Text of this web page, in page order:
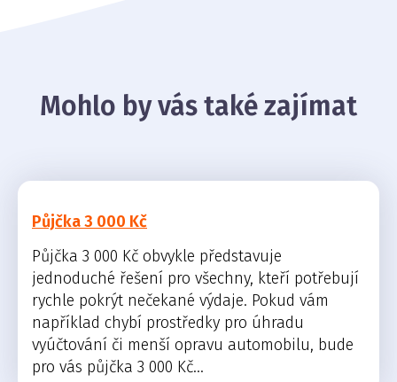
Mohlo by vás také zajímat
Půjčka 3 000 Kč
Půjčka 3 000 Kč obvykle představuje
jednoduché řešení pro všechny, kteří potřebují
rychle pokrýt nečekané výdaje. Pokud vám
například chybí prostředky pro úhradu
vyúčtování či menší opravu automobilu, bude
pro vás půjčka 3 000 Kč...